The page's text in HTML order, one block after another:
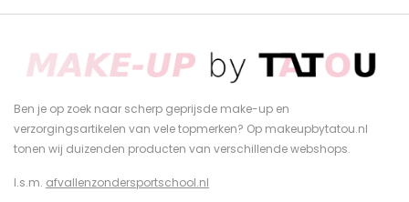
Ben je op zoek naar scherp geprijsde make-up en
verzorgingsartikelen van vele topmerken? Op makeupbytatou.nl
tonen wij duizenden producten van verschillende webshops.
I.s.m. afvallenzondersportschool.nl